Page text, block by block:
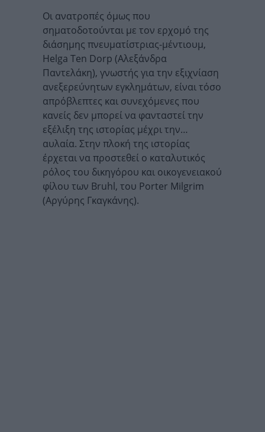
Οι ανατροπές όμως που
σηματοδοτούνται με τον ερχομό της
διάσημης πνευματίστριας-μέντιουμ,
Helga Ten Dorp (Αλεξάνδρα
Παντελάκη), γνωστής για την εξιχνίαση
ανεξερεύνητων εγκλημάτων, είναι τόσο
απρόβλεπτες και συνεχόμενες που
κανείς δεν μπορεί να φανταστεί την
εξέλιξη της ιστορίας μέχρι την…
αυλαία. Στην πλοκή της ιστορίας
έρχεται να προστεθεί ο καταλυτικός
ρόλος του δικηγόρου και οικογενειακού
φίλου των Bruhl, του Porter Milgrim
(Αργύρης Γκαγκάνης).